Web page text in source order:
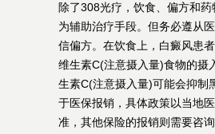
除了308光疗，饮食、偏方和
为辅助治疗手段。但务必遵从
信偏方。在饮食上，白癜风患
维生素C(注意摄入量)食物的摄
生素C(注意摄入量)可能会抑制
于医保报销，具体政策以当地
准，其他保险的报销则需要咨询